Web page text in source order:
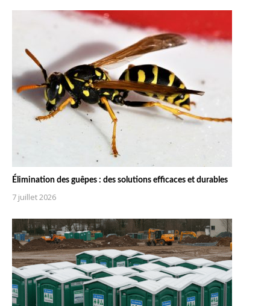
Élimination des guêpes : des solutions efficaces et durables
7 juillet 2026